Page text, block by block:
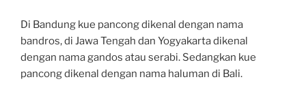
Di Bandung kue pancong dikenal dengan nama
bandros, di Jawa Tengah dan Yogyakarta dikenal
dengan nama gandos atau serabi. Sedangkan kue
pancong dikenal dengan nama haluman di Bali.